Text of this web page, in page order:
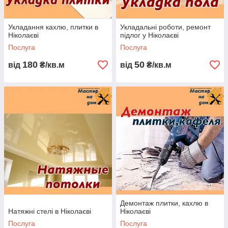
ПОДАЧА ЗАЯВКИ
СКЛАДАННЯ КОШТОРИСУ
УКЛАДЕННЯ ДОГОВОРУ
ПОЧАТОК РОБІТ
ЗДАЧА
ОБ'ЄКТА
"ПІД КЛЮЧ"
Даний вид робіт
був виконаний
"Під ключ".
Проведено
повний демонтаж
колишньої ванної
фахівцями була
виконана стяжка.
Укладання кахлю, плитки в
Ніколаєві
Послуга
від 180 ₴/кв.м
Укладальні роботи, ремонт
підлог у Ніколаєві
Послуга
від 50 ₴/кв.м
Натяжні стелі в Ніколаєві
Послуга
Демонтаж плитки, кахлю в
Ніколаєві
Послуга